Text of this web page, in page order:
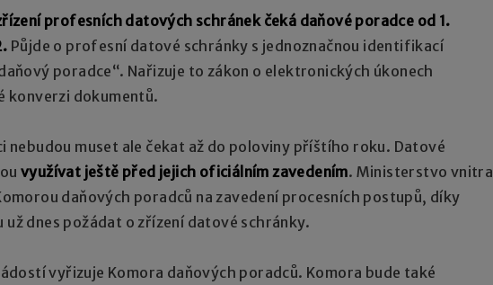
profesních datových schránek čeká daňové poradce od 1.
Půjde o profesní datové schránky s jednoznačnou identifikací
poradce“. Nařizuje to zákon o elektronických úkonech
konverzi dokumentů.
nebudou muset ale čekat až do poloviny příštího roku. Datové
využívat ještě před jejich oficiálním zavedením. Ministerstvo vnitra
daňových poradců na zavedení procesních postupů, díky
už dnes požádat o zřízení datové schránky.
vyřizuje Komora daňových poradců. Komora bude také